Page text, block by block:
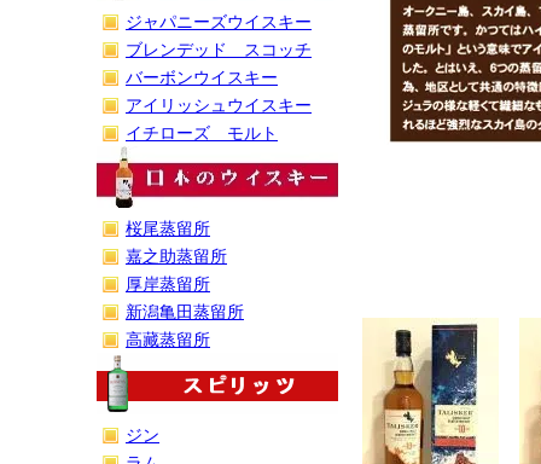
ジャパニーズウイスキー
ブレンデッド スコッチ
バーボンウイスキー
アイリッシュウイスキー
イチローズ モルト
桜尾蒸留所
嘉之助蒸留所
厚岸蒸留所
新潟亀田蒸留所
高藏蒸留所
ジン